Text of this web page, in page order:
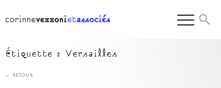
content
Étiquette : Versailles
← RETOUR